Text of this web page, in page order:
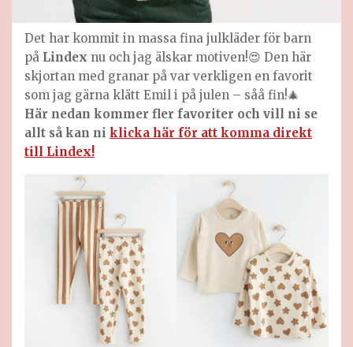
Det har kommit in massa fina julkläder för barn
på Lindex nu och jag älskar motiven!😍 Den här
skjortan med granar på var verkligen en favorit
som jag gärna klätt Emil i på julen – såå fin!🎄
Här nedan kommer fler favoriter och vill ni se
allt så kan ni klicka här för att komma direkt
till Lindex!